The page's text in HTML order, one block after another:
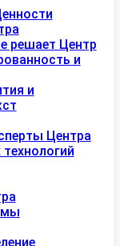
решает Центр
и
и
Центра